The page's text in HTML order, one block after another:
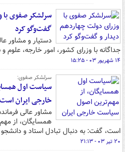
سرلشکر صفوی با
گفت‌وگو کرد
دستیار و مشاور
جداگانه با وزرای کشور، امور خارجه،
۱۴ شهریور ۰۳ - ۱۵:۲۵
سرلشکر صفوی:
سیاست اول
خارجی ایران است
مشاور عالی
همسایگان، از
است، گفت: به دنبال تبادل استاد و
۲۰ تیر ۰۳ - ۲۱:۱۳